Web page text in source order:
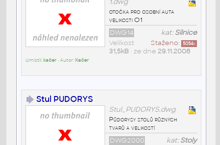
otočka pro osobní auta
velikosti O1
kat:Silnice
DWG14
Staženo: 5054x
Velikost
31,5kB• ze dne 29.11.2008
Umístil: kačer• Autor: Kačer
Stul PUDORYS
Stul_PUDORYS.dwg
Půdorysy stolů různých
tvarů a velikostí
kat:Stoly
DWG2000